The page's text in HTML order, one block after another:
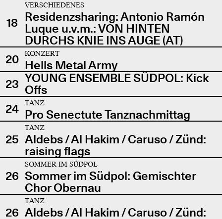
18
VERSCHIEDENES
Residenzsharing: Antonio Ramón
Luque u.v.m.: VON HINTEN
DURCHS KNIE INS AUGE (AT)
20
KONZERT
Hells Metal Army
23 YOUNG ENSEMBLE SÜDPOL: Kick
Offs
24
TANZ
Pro Senectute Tanznachmittag
25
TANZ
Aldebs / Al Hakim / Caruso / Zünd:
raising flags
26
SOMMER IM SÜDPOL
Sommer im Südpol: Gemischter
Chor Obernau
26
TANZ
Aldebs / Al Hakim / Caruso / Zünd: